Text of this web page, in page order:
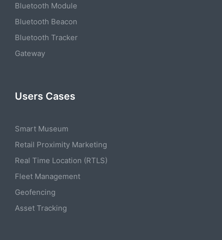
Bluetooth Module
Bluetooth Beacon
Bluetooth Tracker
Gateway
Users Cases
Smart Museum
Retail Proximity Marketing
Real Time Location (RTLS)
Fleet Management
Geofencing
Asset Tracking